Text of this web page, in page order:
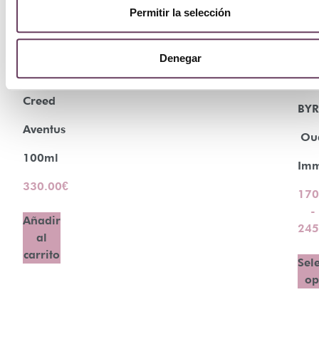
Permitir la selección
Denegar
Creed
Aventus
100ml
330.00€
Añadir
al
carrito
-